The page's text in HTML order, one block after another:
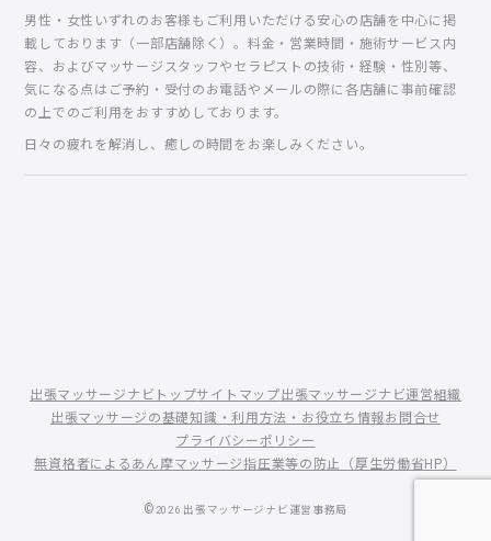
男性・女性いずれのお客様もご利用いただける安心の店舗を中心に掲
載しております（一部店舗除く）。料金・営業時間・施術サービス内
容、およびマッサージスタッフやセラピストの技術・経験・性別等、
気になる点はご予約・受付のお電話やメールの際に各店舗に事前確認
の上でのご利用をおすすめしております。
日々の疲れを解消し、癒しの時間をお楽しみください。
出張マッサージナビトップサイトマップ出張マッサージナビ運営組織
出張マッサージの基礎知識・利用方法・お役立ち情報お問合せ
プライバシーポリシー
無資格者によるあん摩マッサージ指圧業等の防止（厚生労働省HP）
©2026 出張マッサージナビ運営事務局